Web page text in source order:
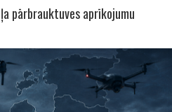
pārbrauktuves aprīkojumu